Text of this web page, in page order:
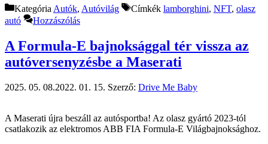
Kategória Autók, Autóvilág Címkék lamborghini, NFT, olasz
autó
Hozzászólás
A Formula-E bajnoksággal tér vissza az
autóversenyzésbe a Maserati
2025. 05. 08.2022. 01. 15. Szerző: Drive Me Baby
A Maserati újra beszáll az autósportba! Az olasz gyártó 2023-tól
csatlakozik az elektromos ABB FIA Formula-E Világbajnoksághoz.